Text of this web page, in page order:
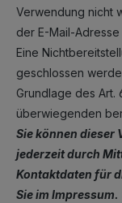
Verwendung nicht
der E-Mail-
Eine
geschlossen
Grundlage des Art.
überwiegenden
Sie können dieser
jederzeit durch
Kontaktdaten für
Sie im Impressum.